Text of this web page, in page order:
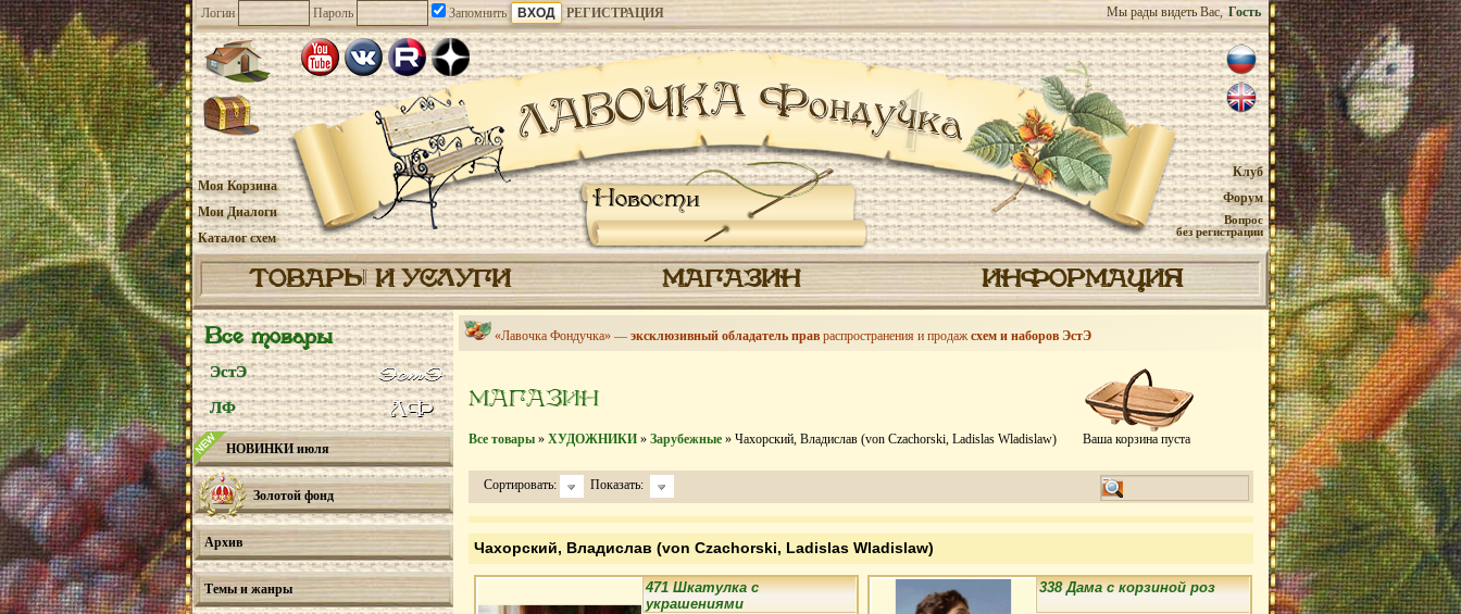
Логин Пароль Запомнить РЕГИСТРАЦИЯ Мы рады видеть Вас, Гость
Новости
Моя Корзина
Мои Диалоги
Каталог схем
Клуб
Форум
Вопрос
без регистрации
ТОВАРЫ И УСЛУГИ МАГАЗИН ИНФОРМАЦИЯ
Все товары
ЭстЭ
ЛФ
НОВИНКИ июля
Золотой фонд
Архив
Темы и жанры
«Лавочка Фондучка» — эксклюзивный обладатель прав распространения и продажсхем и наборов ЭстЭ
Ваша корзина пуста
МАГАЗИН
Все товары » ХУДОЖНИКИ » Зарубежные » Чахорский, Владислав (von Czachorski, Ladislas Wladislaw)
Сортировать: Показать:
Чахорский, Владислав (von Czachorski, Ladislas Wladislaw)
471 Шкатулка с
украшениями
338 Дама с корзиной роз